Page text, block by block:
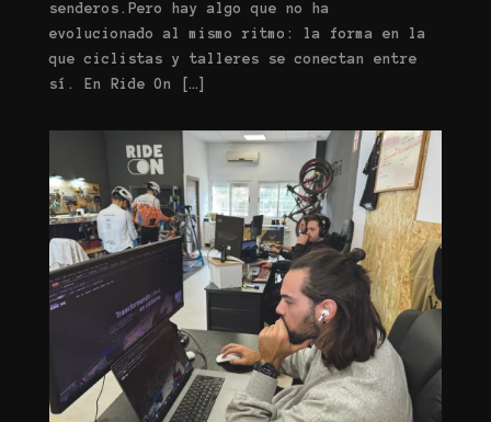
senderos.Pero hay algo que no ha
evolucionado al mismo ritmo: la forma en la
que ciclistas y talleres se conectan entre
sí. En Ride On […]